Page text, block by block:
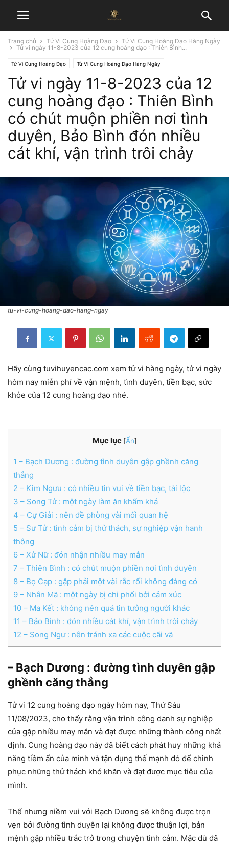
Trang chủ Tử Vi Cung Hoàng Đạo
Tử Vi Cung Hoàng Đạo Hàng Ngày
Tử vi ngày 11-8-2023 của 12 cung hoàng đạo : Thiên Bình...
Tử Vi Cung Hoàng Đạo Tử Vi Cung Hoàng Đạo Hàng Ngày
Tử vi ngày 11-8-2023 của 12
cung hoàng đạo : Thiên Bình
có chút muộn phiền nơi tình
duyên, Bảo Bình đón nhiều
cát khí, vận trình trôi chảy
tu-vi-cung-hoang-dao-hang-ngay
Hãy cùng tuvihuyencac.com xem tử vi hàng ngày, tử vi ngày
hôm nay miễn phí về vận mệnh, tình duyên, tiền bạc, sức
khỏe của 12 cung hoàng đạo nhé.
Mục lục [Ẩn]
1 – Bạch Dương : đường tình duyên gập ghềnh căng
thẳng
2 – Kim Ngưu : có nhiều tin vui về tiền bạc, tài lộc
3 – Song Tử : một ngày làm ăn khấm khá
4 – Cự Giải : nên đề phòng vài mối quan hệ
5 – Sư Tử : tình cảm bị thử thách, sự nghiệp vận hanh
thông
6 – Xử Nữ : đón nhận nhiều may mắn
7 – Thiên Bình : có chút muộn phiền nơi tình duyên
8 – Bọ Cạp : gặp phải một vài rắc rối không đáng có
9 – Nhân Mã : một ngày bị chi phối bởi cảm xúc
10 – Ma Kết : không nên quá tin tưởng người khác
11 – Bảo Bình : đón nhiều cát khí, vận trình trôi chảy
12 – Song Ngư : nên tránh xa các cuộc cãi vã
– Bạch Dương : đường tình duyên gập
ghềnh căng thẳng
Tử vi 12 cung hoàng đạo ngày hôm nay, Thứ Sáu
11/08/2023, cho thấy rằng vận trình công danh sự nghiệp
của gặp nhiều may mắn và đạt được những thành công nhất
định. Cung hoàng đạo này đã biết cách phát huy những khả
năng tiềm ẩn của mình và tận dụng thế mạnh đó để chinh
phục những thử thách khó khăn và đạt được mục tiêu của
mình.
Thế nhưng niềm vui với Bạch Dương sẽ không được trọn
vẹn bởi đường tình duyên lại không được thuận lợi, bản
mệnh gặp nhiều trắc trở trong chuyện tình cảm. Mặc dù đã